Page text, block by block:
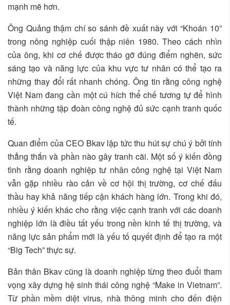
mạnh mẽ hơn.
Ông Quảng thậm chí so sánh đề xuất này với “Khoán 10”
trong nông nghiệp cuối thập niên 1980. Theo cách nhìn
của ông, khi cơ chế được tháo gỡ đúng điểm nghẽn, sức
sáng tạo và năng lực của khu vực tư nhân có thể tạo ra
những thay đổi rất nhanh chóng. Ông tin rằng công nghệ
Việt Nam đang cần một cú hích thể chế tương tự để hình
thành những tập đoàn công nghệ đủ sức cạnh tranh quốc
tế.
Quan điểm của CEO Bkav lập tức thu hút sự chú ý bởi tính
thẳng thắn và phần nào gây tranh cãi. Một số ý kiến đồng
tình rằng doanh nghiệp tư nhân công nghệ tại Việt Nam
vẫn gặp nhiều rào cản về cơ hội thị trường, cơ chế đấu
thầu hay khả năng tiếp cận khách hàng lớn. Trong khi đó,
nhiều ý kiến khác cho rằng việc cạnh tranh với các doanh
nghiệp lớn là điều tất yếu trong nền kinh tế thị trường, và
năng lực sản phẩm mới là yếu tố quyết định để tạo ra một
“Big Tech” thực sự.
Bản thân Bkav cũng là doanh nghiệp từng theo đuổi tham
vọng xây dựng hệ sinh thái công nghệ “Make in Vietnam”.
Từ phần mềm diệt virus, nhà thông minh cho đến điện